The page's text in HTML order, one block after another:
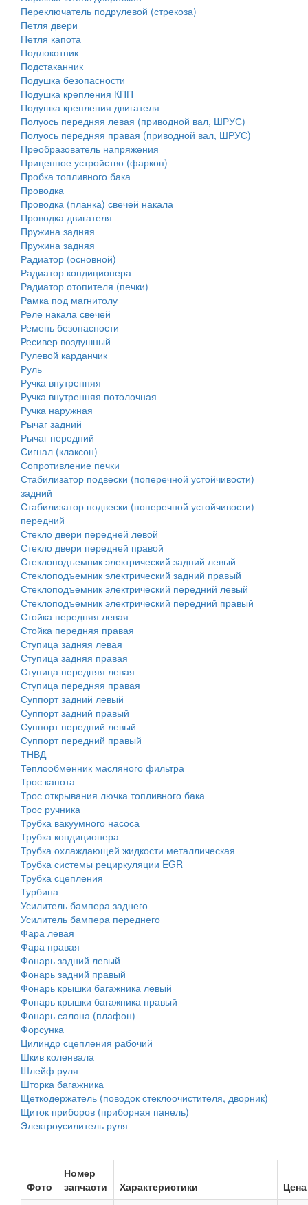
Переключатель подрулевой (стрекоза)
Петля двери
Петля капота
Подлокотник
Подстаканник
Подушка безопасности
Подушка крепления КПП
Подушка крепления двигателя
Полуось передняя левая (приводной вал, ШРУС)
Полуось передняя правая (приводной вал, ШРУС)
Преобразователь напряжения
Прицепное устройство (фаркоп)
Пробка топливного бака
Проводка
Проводка (планка) свечей накала
Проводка двигателя
Пружина задняя
Пружина задняя
Радиатор (основной)
Радиатор кондиционера
Радиатор отопителя (печки)
Рамка под магнитолу
Реле накала свечей
Ремень безопасности
Ресивер воздушный
Рулевой карданчик
Руль
Ручка внутренняя
Ручка внутренняя потолочная
Ручка наружная
Рычаг задний
Рычаг передний
Сигнал (клаксон)
Сопротивление печки
Стабилизатор подвески (поперечной устойчивости)
задний
Стабилизатор подвески (поперечной устойчивости)
передний
Стекло двери передней левой
Стекло двери передней правой
Стеклоподъемник электрический задний левый
Стеклоподъемник электрический задний правый
Стеклоподъемник электрический передний левый
Стеклоподъемник электрический передний правый
Стойка передняя левая
Стойка передняя правая
Ступица задняя левая
Ступица задняя правая
Ступица передняя левая
Ступица передняя правая
Суппорт задний левый
Суппорт задний правый
Суппорт передний левый
Суппорт передний правый
ТНВД
Теплообменник масляного фильтра
Трос капота
Трос открывания лючка топливного бака
Трос ручника
Трубка вакуумного насоса
Трубка кондиционера
Трубка охлаждающей жидкости металлическая
Трубка системы рециркуляции EGR
Трубка сцепления
Турбина
Усилитель бампера заднего
Усилитель бампера переднего
Фара левая
Фара правая
Фонарь задний левый
Фонарь задний правый
Фонарь крышки багажника левый
Фонарь крышки багажника правый
Фонарь салона (плафон)
Форсунка
Цилиндр сцепления рабочий
Шкив коленвала
Шлейф руля
Шторка багажника
Щеткодержатель (поводок стеклоочистителя, дворник)
Щиток приборов (приборная панель)
Электроусилитель руля
Фото
Номер
запчасти
Характеристики Цена